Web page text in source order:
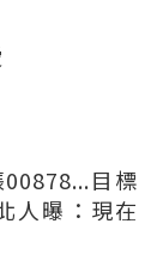
目標
人曝：現在